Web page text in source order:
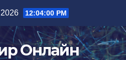
12:04:01 PM
Онлайн